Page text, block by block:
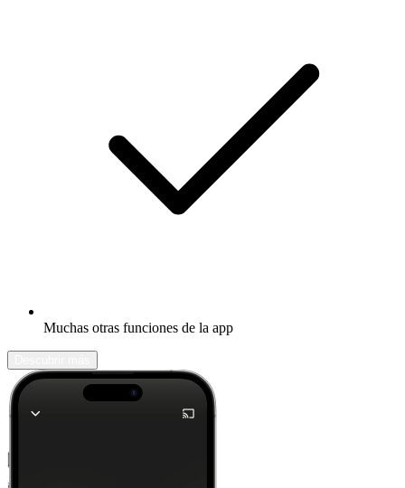
Muchas otras funciones de la app